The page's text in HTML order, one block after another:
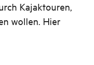
Kajaktouren,
wollen. Hier